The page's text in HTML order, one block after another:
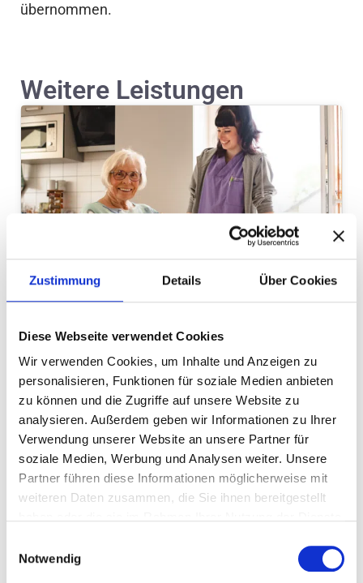
Zustimmung Details Über Cookies
Diese Webseite verwendet Cookies
Wir verwenden Cookies, um Inhalte und Anzeigen zu
personalisieren, Funktionen für soziale Medien anbieten
zu können und die Zugriffe auf unsere Website zu
analysieren. Außerdem geben wir Informationen zu Ihrer
Verwendung unserer Website an unsere Partner für
soziale Medien, Werbung und Analysen weiter. Unsere
Partner führen diese Informationen möglicherweise mit
weiteren Daten zusammen, die Sie ihnen bereitgestellt
Notwendig
übernommen.
Weitere Leistungen
Pflege »
Informieren Sie sich hier über unser
umfangreiches Pflegeangebot.
Mehr erfahren »